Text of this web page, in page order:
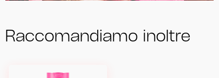
Raccomandiamo inoltre